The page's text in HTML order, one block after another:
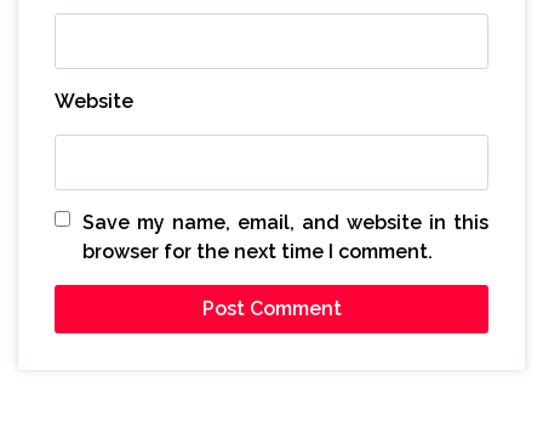
Website
Save my name, email, and website in this
browser for the next time I comment.